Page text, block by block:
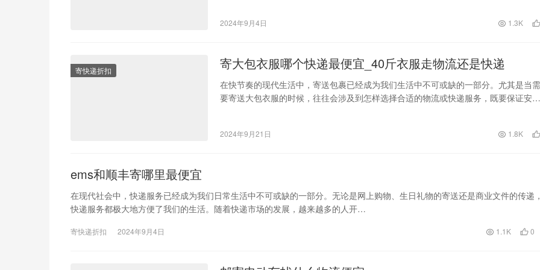
2024年9月4日 1.3K
寄快递折扣 寄大包衣服哪个快递最便宜_40斤衣服走物流还是快递
在快节奏的现代生活中，寄送包裹已经成为我们生活中不可或缺的一部分。尤其是当需
要寄送大包衣服的时候，往往会涉及到怎样选择合适的物流或快递服务，既要保证安全
2024年9月21日 1.8K
ems和顺丰寄哪里最便宜
在现代社会中，快递服务已经成为我们日常生活中不可或缺的一部分。无论是网上购物、生日礼物的寄送还是商业文件的传递，
快递服务都极大地方便了我们的生活。随着快递市场的发展，越来越多的人开…
寄快递折扣 2024年9月4日 1.1K 0